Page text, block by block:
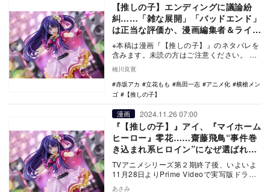
【推しの子】エンディングに議論紛
糾……「雑な展開」「バッドエンド」
は正当な評価か、漫画編集者＆ライタ
ーに聞く
※本稿は漫画『【推しの子】』のネタバレを
含みます。未読の方はご注意ください。
漫画『【推しの子】』（赤坂アカ×横槍メン
ゴ）の…
橋川良寛
赤坂アカ
立花もも 島田一志 アニメ化
横槍メン
ゴ
【推しの子】
漫画 2024.11.26 07:00
『【推しの子】』アイ、『マイホーム
ヒーロー』零花……齋藤飛鳥“事件巻
き込まれ系ヒロイン”になぜ選ばれ
る？
TVアニメシリーズ第２期終了後、いよいよ
11月28日よりPrime Videoで実写版ドラマ
あさみ